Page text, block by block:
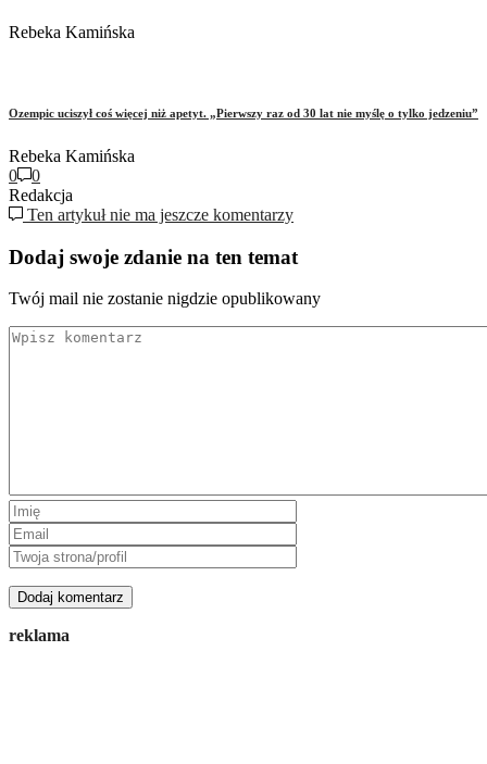
Rebeka Kamińska
Ozempic uciszył coś więcej niż apetyt. „Pierwszy raz od 30 lat nie myślę o tylko jedzeniu”
Rebeka Kamińska
0
0
Redakcja
Ten artykuł nie ma jeszcze komentarzy
Dodaj swoje zdanie na ten temat
Twój mail nie zostanie nigdzie opublikowany
reklama